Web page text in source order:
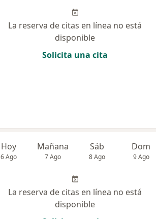
La reserva de citas en línea no está
disponible
Solicita una cita
Hoy
6 Ago
Mañana
7 Ago
Sáb
8 Ago
Dom
9 Ago
La reserva de citas en línea no está
disponible